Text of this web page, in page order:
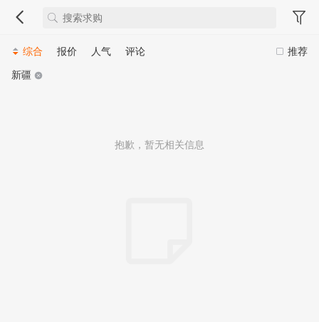
推荐
综合 报价 人气
评论
新疆
抱歉，暂无相关信息